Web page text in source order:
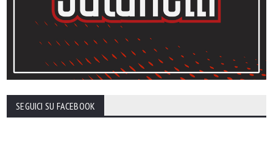
SEGUICI SU FACEBOOK